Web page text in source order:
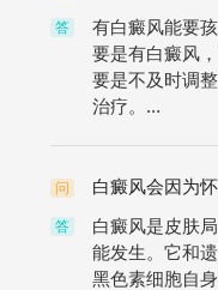
答
有白癜风能要
要是有白癜风
要是不及时调
治疗。...
问 白癜风会因为
答
白癜风是皮肤
能发生。它和
黑色素细胞自